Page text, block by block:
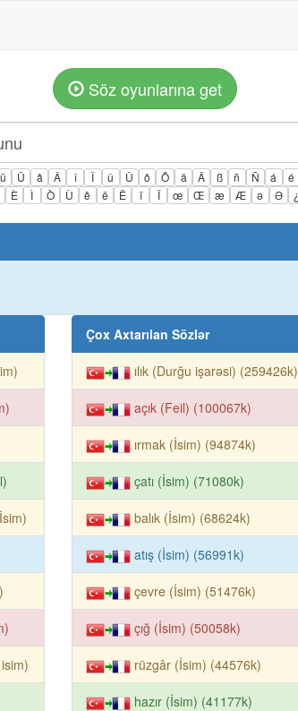
Söz oyunlarına get
ü Ü â Â î Î û Û ô Ô ä Ä ß ñ Ñ á é
È Ì Ò Ù ê ë Ë ï Ï œ Œ æ Æ ə Ə ¿
Çox Axtarılan Sözlər
ılık (Durğu işarəsi) (259426k)
açık (Feil) (100067k)
ırmak (İsim) (94874k)
çatı (İsim) (71080k)
balık (İsim) (68624k)
atış (İsim) (56991k)
çevre (İsim) (51476k)
çığ (İsim) (50058k)
rüzgâr (İsim) (44576k)
hazır (İsim) (41177k)